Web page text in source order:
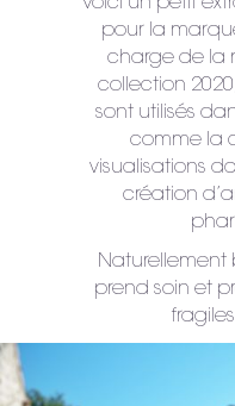
pour la
charge de la
collection
sont utilisés
comme la
visualisations
création
Naturellement
prend soin et